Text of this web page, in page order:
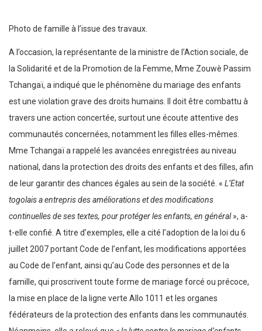
Photo de famille à l’issue des travaux.
A l’occasion, la représentante de la ministre de l’Action sociale, de
la Solidarité et de la Promotion de la Femme, Mme Zouwè Passim
Tchangaï, a indiqué que le phénomène du mariage des enfants
est une violation grave des droits humains. Il doit être combattu à
travers une action concertée, surtout une écoute attentive des
communautés concernées, notamment les filles elles-mêmes.
Mme Tchangaï a rappelé les avancées enregistrées au niveau
national, dans la protection des droits des enfants et des filles, afin
de leur garantir des chances égales au sein de la société. « L’Etat
togolais a entrepris des améliorations et des modifications
continuelles de ses textes, pour protéger les enfants, en général», a-
t-elle confié. A titre d’exemples, elle a cité l’adoption de la loi du 6
juillet 2007 portant Code de l’enfant, les modifications apportées
au Code de l’enfant, ainsi qu’au Code des personnes et de la
famille, qui proscrivent toute forme de mariage forcé ou précoce,
la mise en place de la ligne verte Allo 1011 et les organes
fédérateurs de la protection des enfants dans les communautés.